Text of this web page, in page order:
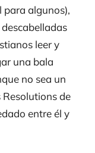
para algunos),
leer y
una bala
no sea un
Resolutionsde
entre él y